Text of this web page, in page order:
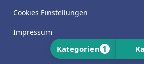
Kategorien 1
Cookies Einstellungen
Impressum